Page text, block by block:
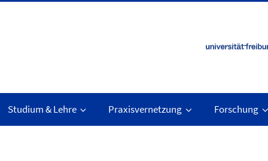
Studium & Lehre Praxisvernetzung Forschung